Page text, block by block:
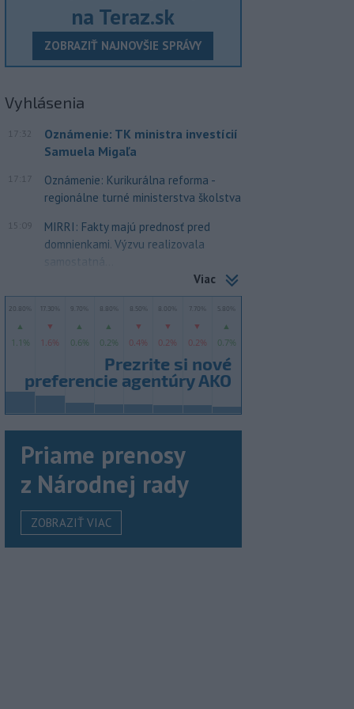
na Teraz.sk
ZOBRAZIŤ NAJNOVŠIE SPRÁVY
Vyhlásenia
17:32
Oznámenie: TK ministra investícií
Samuela Migaľa
17:17
Oznámenie: Kurikurálna reforma -
regionálne turné ministerstva školstva
15:09
MIRRI: Fakty majú prednosť pred
domnienkami. Výzvu realizovala
samostatná...
Viac
Priame prenosy
z Národnej rady
ZOBRAZIŤ VIAC